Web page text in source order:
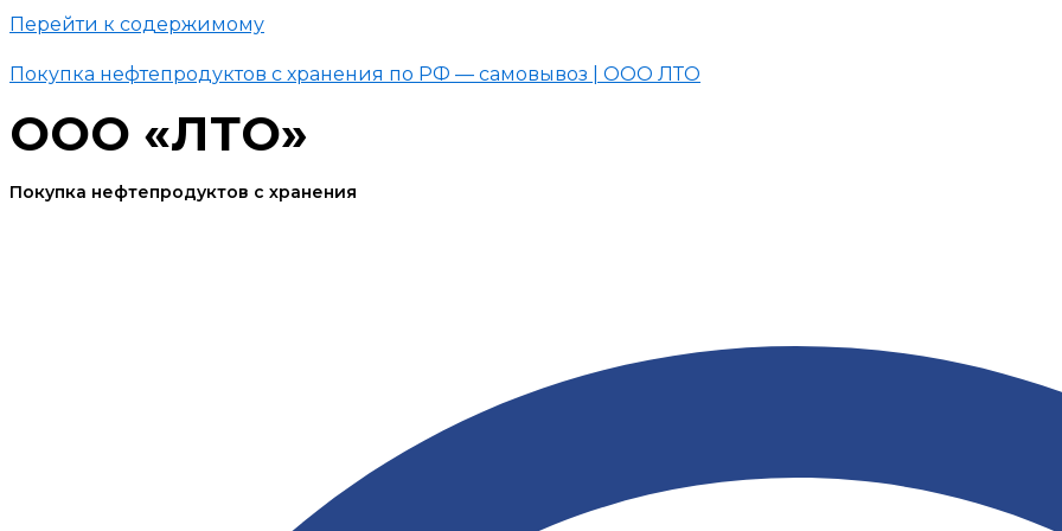
Перейти к содержимому
Покупка нефтепродуктов с хранения по РФ — самовывоз | ООО ЛТО
ООО «ЛТО»
Покупка нефтепродуктов с хранения